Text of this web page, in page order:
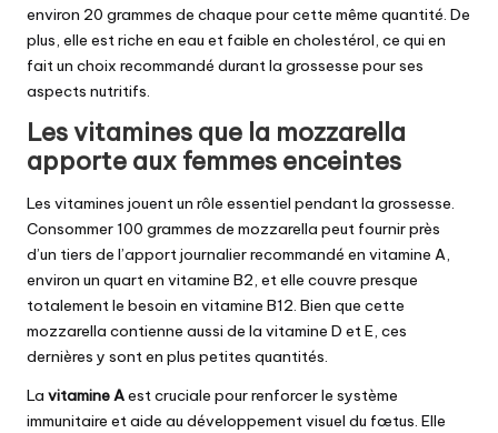
environ 20 grammes de chaque pour cette même quantité. De
plus, elle est riche en eau et faible en cholestérol, ce qui en
fait un choix recommandé durant la grossesse pour ses
aspects nutritifs.
Les vitamines que la mozzarella
apporte aux femmes enceintes
Les vitamines jouent un rôle essentiel pendant la grossesse.
Consommer 100 grammes de mozzarella peut fournir près
d’un tiers de l’apport journalier recommandé en vitamine A,
environ un quart en vitamine B2, et elle couvre presque
totalement le besoin en vitamine B12. Bien que cette
mozzarella contienne aussi de la vitamine D et E, ces
dernières y sont en plus petites quantités.
La vitamine Aest cruciale pour renforcer le système
immunitaire et aide au développement visuel du fœtus. Elle